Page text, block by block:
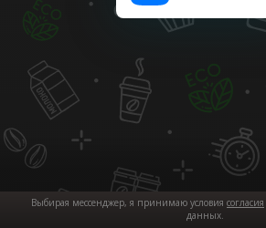
Выбирая мессенджер, я принимаю условия согласия
данных.